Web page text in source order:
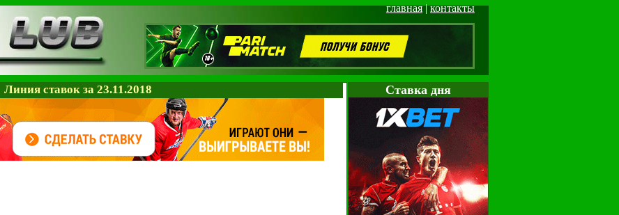
главная|контакты
Cтавка дня
Линия ставок за 23.11.2018